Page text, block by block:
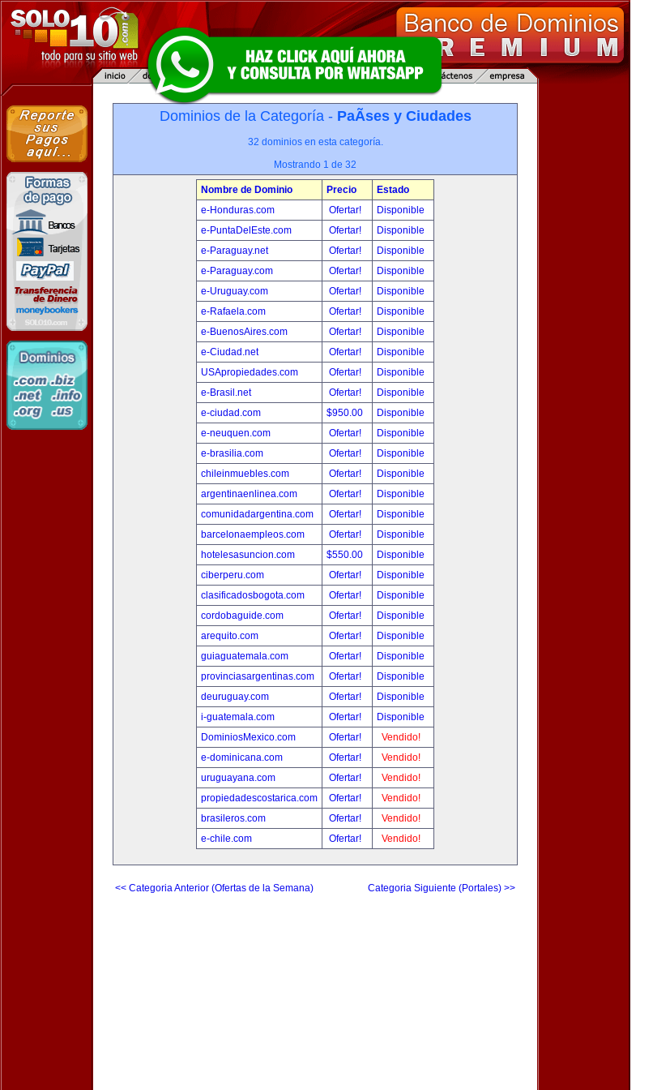
Dominios de la Categoría - PaÃ­ses y Ciudades
32 dominios en esta categoría.
Mostrando 1 de 32
Nombre de Dominio Precio
Estado
e-Honduras.com
Ofertar!
Disponible
e-PuntaDelEste.com
Ofertar!
Disponible
e-Paraguay.net
Ofertar!
Disponible
e-Paraguay.com
Ofertar!
Disponible
e-Uruguay.com
Ofertar!
Disponible
e-Rafaela.com
Ofertar!
Disponible
e-BuenosAires.com
Ofertar!
Disponible
e-Ciudad.net
Ofertar!
Disponible
USApropiedades.com
Ofertar!
Disponible
e-Brasil.net
Ofertar!
Disponible
e-ciudad.com
$950.00
Disponible
e-neuquen.com
Ofertar!
Disponible
e-brasilia.com
Ofertar!
Disponible
chileinmuebles.com
Ofertar!
Disponible
argentinaenlinea.com
Ofertar!
Disponible
comunidadargentina.com
Ofertar!
Disponible
barcelonaempleos.com
Ofertar!
Disponible
hotelesasuncion.com
$550.00
Disponible
ciberperu.com
Ofertar!
Disponible
clasificadosbogota.com
Ofertar!
Disponible
cordobaguide.com
Ofertar!
Disponible
arequito.com
Ofertar!
Disponible
guiaguatemala.com
Ofertar!
Disponible
provinciasargentinas.com
Ofertar!
Disponible
deuruguay.com
Ofertar!
Disponible
i-guatemala.com
Ofertar!
Disponible
DominiosMexico.com
Ofertar!
Vendido!
e-dominicana.com
Ofertar!
Vendido!
uruguayana.com
Ofertar!
Vendido!
propiedadescostarica.com
Ofertar!
Vendido!
brasileros.com
Ofertar!
Vendido!
e-chile.com
Ofertar! Vendido!
<< Categoria Anterior (Ofertas de la Semana) Categoria Siguiente (Portales) >>